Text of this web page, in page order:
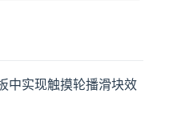
实现触摸轮播滑块效